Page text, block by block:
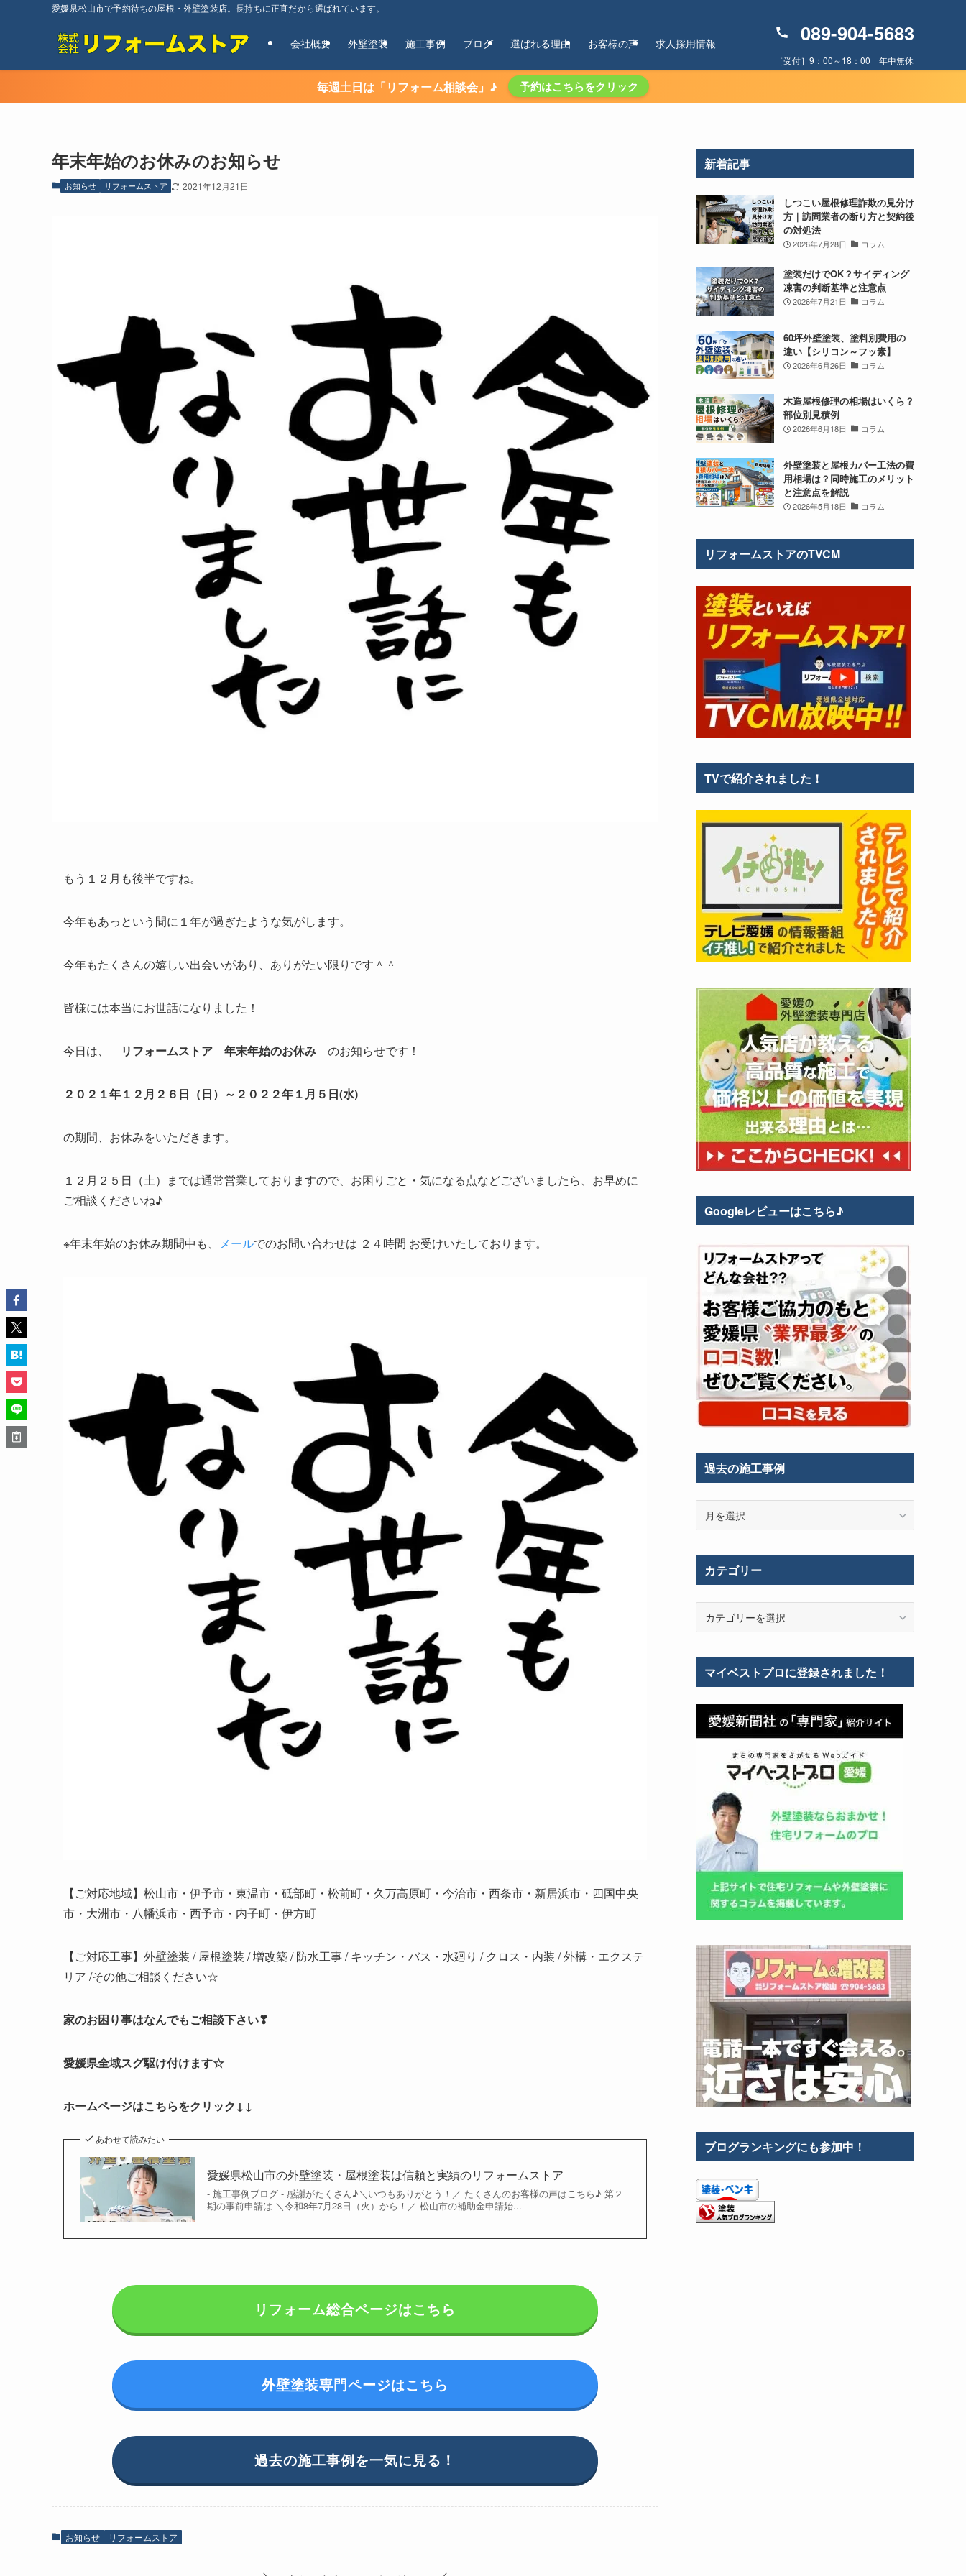
愛媛県松山市で予約待ちの屋根・外壁塗装店。長持ちに正直だから選ばれています。
会社概要 外壁塗装 施工事例 ブログ 選ばれる理由 お客様の声 求人採用情報 089-904-5683
［受付］9：00～18：00 年中無休
毎週土日は「リフォーム相談会」♪ 予約はこちらをクリック
年末年始のお休みのお知らせ
お知らせ リフォームストア 2021年12月21日
もう１２月も後半ですね。
今年もあっという間に１年が過ぎたような気がします。
今年もたくさんの嬉しい出会いがあり、ありがたい限りです＾＾
皆様には本当にお世話になりました！
今日は、 リフォームストア 年末年始のお休み のお知らせです！
２０２１年１２月２６日（日）～２０２２年１月５日(水)
の期間、お休みをいただきます。
１２月２５日（土）までは通常営業しておりますので、お困りごと・気になる点などございましたら、お早めに
ご相談くださいね♪
※年末年始のお休み期間中も、 メールでのお問い合わせは ２４時間 お受けいたしております。
【ご対応地域】松山市・伊予市・東温市・砥部町・松前町・久万高原町・今治市・西条市・新居浜市・四国中央
市・大洲市・八幡浜市・西予市・内子町・伊方町
【ご対応工事】外壁塗装 / 屋根塗装 / 増改築 / 防水工事 / キッチン・バス・水廻り / クロス・内装 / 外構・エクステ
リア /その他ご相談ください☆
家のお困り事はなんでもご相談下さい❣
愛媛県全域スグ駆け付けます☆
ホームページはこちらをクリック↓↓
あわせて読みたい
愛媛県松山市の外壁塗装・屋根塗装は信頼と実績のリフォームストア
- 施工事例ブログ - 感謝がたくさん♪＼いつもありがとう！／ たくさんのお客様の声はこちら♪ 第２
期の事前申請は ＼令和8年7月28日（火）から！／ 松山市の補助金申請始...
リフォーム総合ページはこちら
外壁塗装専門ページはこちら
過去の施工事例を一気に見る！
お知らせ リフォームストア
新着記事
しつこい屋根修理詐欺の見分け
方｜訪問業者の断り方と契約後
の対処法
2026年7月28日 コラム
塗装だけでOK？サイディング
凍害の判断基準と注意点
2026年7月21日 コラム
60坪外壁塗装、塗料別費用の
違い【シリコン～フッ素】
2026年6月26日 コラム
木造屋根修理の相場はいくら？
部位別見積例
2026年6月18日 コラム
外壁塗装と屋根カバー工法の費
用相場は？同時施工のメリット
と注意点を解説
2026年5月18日 コラム
リフォームストアのTVCM
TVで紹介されました！
Googleレビューはこちら♪
過去の施工事例
施
事
例
カテゴリー
リ
マイベストプロに登録されました！
ブログランキングにも参加中！